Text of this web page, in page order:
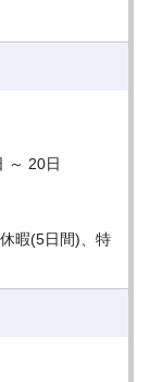
～ 20日
暇(5日間)、特